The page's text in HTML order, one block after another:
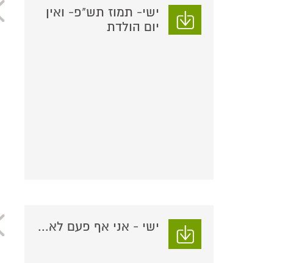
ישי- תמוז תש"פ- ואין
יום הולדת
ישי - אני אף פעם לא...